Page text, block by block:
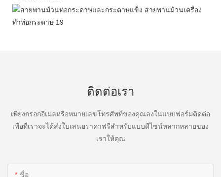
ติดต่อเรา
เพียงกรอกอีเมลหรือหมายเลขโทรศัพท์ของคุณลงในแบบฟอร์มติดต่อ
เพื่อที่เราจะได้ส่งใบเสนอราคาฟรีสำหรับแบบดีไซน์หลากหลายของ
เราให้คุณ
ชื่อ